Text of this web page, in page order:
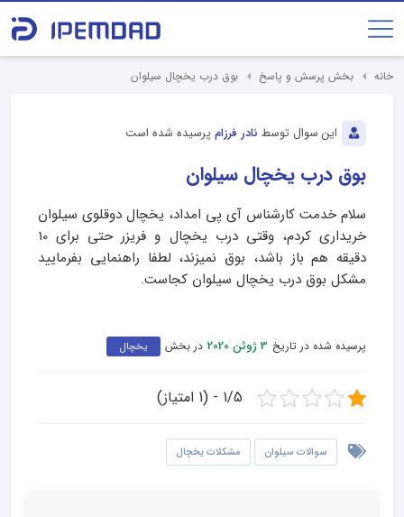
خانه بخش پرسش و پاسخ بوق درب یخچال سیلوان
این سوال توسط نادر فرزام پرسیده شده است
بوق درب یخچال سیلوان
سلام خدمت کارشناس آی پی امداد، یخچال دوقلوی سیلوان
خریداری کردم، وقتی درب یخچال و فریزر حتی برای 10
دقیقه هم باز باشد، بوق نمیزند، لطفا راهنمایی بفرمایید
مشکل بوق درب یخچال سیلوان کجاست.
پرسیده شده در تاریخ 3 ژوئن 2020 در بخش یخچال
1/5 - (1 امتیاز)
سوالات سیلوان مشکلات یخچال